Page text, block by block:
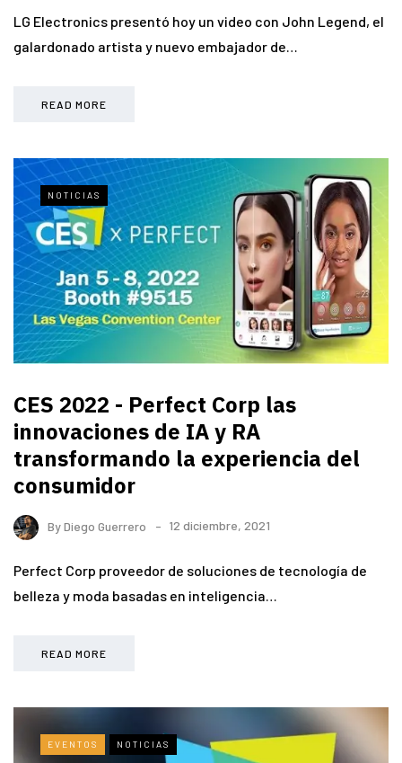
LG Electronics presentó hoy un video con John Legend, el
galardonado artista y nuevo embajador de…
READ MORE
NOTICIAS
CES 2022 - Perfect Corp las
innovaciones de IA y RA
transformando la experiencia del
consumidor
ByDiego Guerrero 12 diciembre, 2021
Perfect Corp proveedor de soluciones de tecnología de
belleza y moda basadas en inteligencia…
READ MORE
EVENTOS NOTICIAS